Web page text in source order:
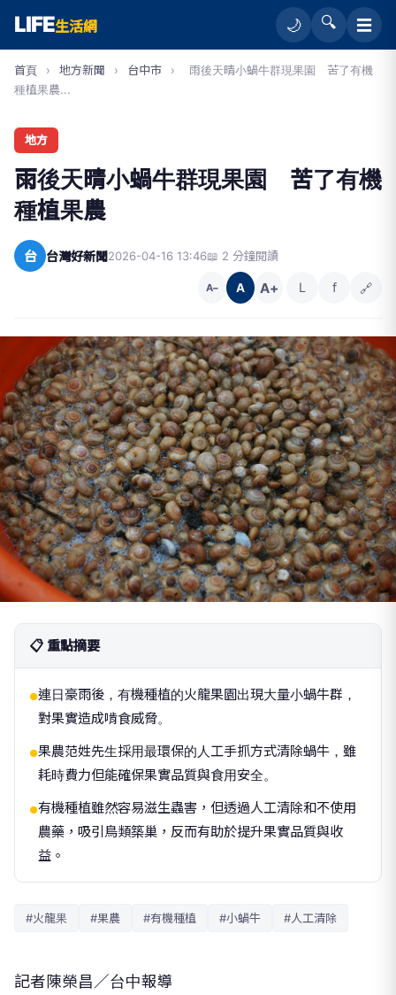
LIFE生活網 🌙 🔍 ☰
首頁 › 地方新聞 › 台中市 ›
雨後天晴小蝸牛群現果園 苦了有機
種植果農...
地方
雨後天晴小蝸牛群現果園 苦了有機
種植果農
台 台灣好新聞2026-04-16 13:46📖 2 分鐘閱讀
A− A A+ L f 🔗
📋 重點摘要
●連日豪雨後，有機種植的火龍果園出現大量小蝸牛群，
對果實造成啃食威脅。
●果農范姓先生採用最環保的人工手抓方式清除蝸牛，雖
耗時費力但能確保果實品質與食用安全。
●有機種植雖然容易滋生蟲害，但透過人工清除和不使用
農藥，吸引鳥類築巢，反而有助於提升果實品質與收
益。
#火龍果 #果農 #有機種植 #小蝸牛 #人工清除
記者陳榮昌／台中報導